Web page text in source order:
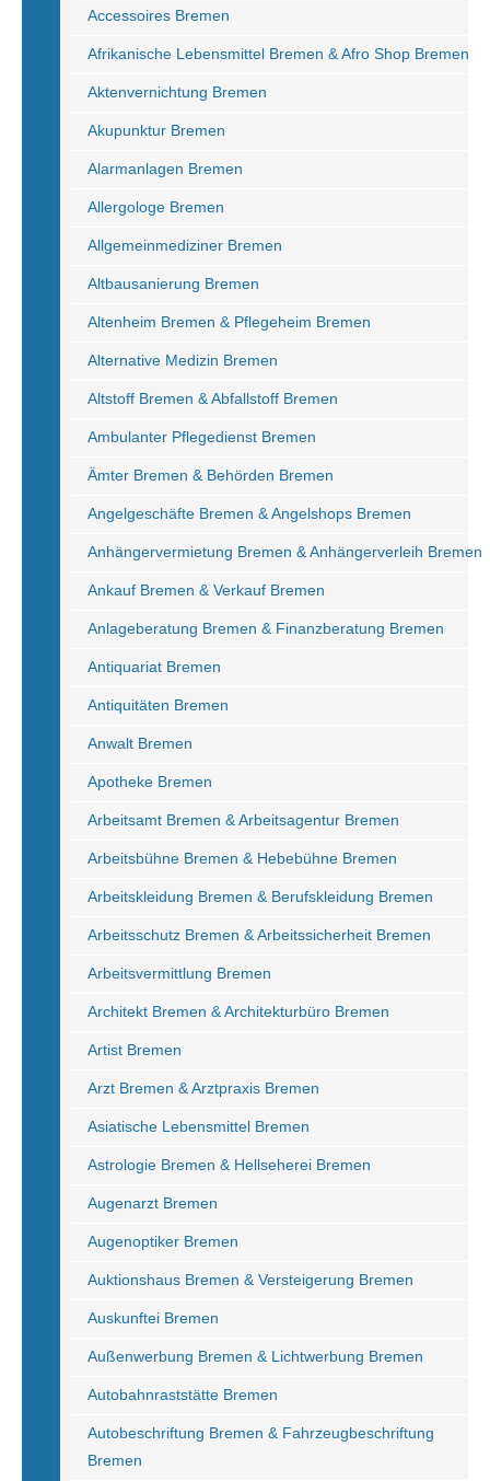
Accessoires Bremen
Afrikanische Lebensmittel Bremen & Afro Shop Bremen
Aktenvernichtung Bremen
Akupunktur Bremen
Alarmanlagen Bremen
Allergologe Bremen
Allgemeinmediziner Bremen
Altbausanierung Bremen
Altenheim Bremen & Pflegeheim Bremen
Alternative Medizin Bremen
Altstoff Bremen & Abfallstoff Bremen
Ambulanter Pflegedienst Bremen
Ämter Bremen & Behörden Bremen
Angelgeschäfte Bremen & Angelshops Bremen
Anhängervermietung Bremen & Anhängerverleih Bremen
Ankauf Bremen & Verkauf Bremen
Anlageberatung Bremen & Finanzberatung Bremen
Antiquariat Bremen
Antiquitäten Bremen
Anwalt Bremen
Apotheke Bremen
Arbeitsamt Bremen & Arbeitsagentur Bremen
Arbeitsbühne Bremen & Hebebühne Bremen
Arbeitskleidung Bremen & Berufskleidung Bremen
Arbeitsschutz Bremen & Arbeitssicherheit Bremen
Arbeitsvermittlung Bremen
Architekt Bremen & Architekturbüro Bremen
Artist Bremen
Arzt Bremen & Arztpraxis Bremen
Asiatische Lebensmittel Bremen
Astrologie Bremen & Hellseherei Bremen
Augenarzt Bremen
Augenoptiker Bremen
Auktionshaus Bremen & Versteigerung Bremen
Auskunftei Bremen
Außenwerbung Bremen & Lichtwerbung Bremen
Autobahnraststätte Bremen
Autobeschriftung Bremen & Fahrzeugbeschriftung
Bremen